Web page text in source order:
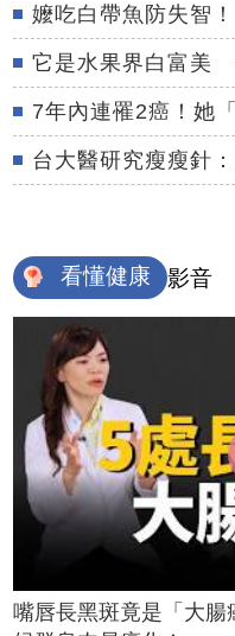
嬤吃白帶魚防失智
它是水果界白富美
7年內連罹2癌！她
台大醫研究瘦瘦針
看懂健康 影音
嘴唇長黑斑竟是「大